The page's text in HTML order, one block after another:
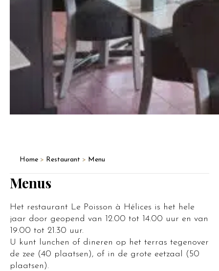
Home > Restaurant > Menu
Menus
Het restaurant Le Poisson à Hélices is het hele
jaar door geopend van 12.00 tot 14.00 uur en van
19.00 tot 21.30 uur.
U kunt lunchen of dineren op het terras tegenover
de zee (40 plaatsen), of in de grote eetzaal (50
plaatsen).